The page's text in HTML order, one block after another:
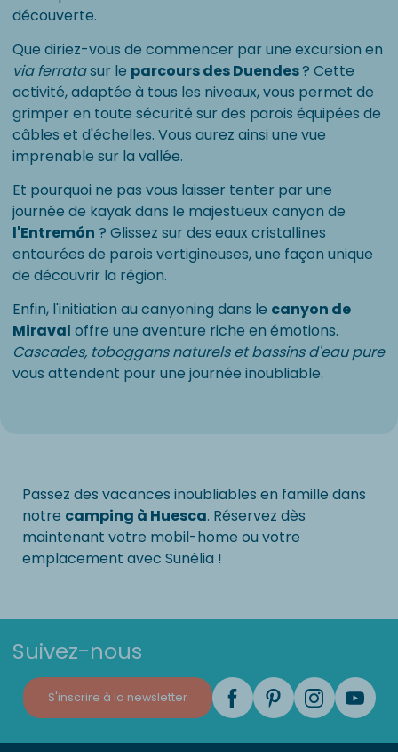
découverte.
Que diriez-vous de commencer par une excursion en
via ferratasur le parcours des Duendes? Cette
activité, adaptée à tous les niveaux, vous permet de
grimper en toute sécurité sur des parois équipées de
câbles et d'échelles. Vous aurez ainsi une vue
imprenable sur la vallée.
Et pourquoi ne pas vous laisser tenter par une
journée de kayak dans le majestueux canyon de
l'Entremón ? Glissez sur des eaux cristallines
entourées de parois vertigineuses, une façon unique
de découvrir la région.
Enfin, l'initiation au canyoning dans le canyon de
Miraval offre une aventure riche en émotions.
Cascades, toboggans naturels et bassins d'eau pure
vous attendent pour une journée inoubliable.
Passez des vacances inoubliables en famille dans
notre camping à Huesca. Réservez dès
maintenant votre mobil-home ou votre
emplacement avec Sunêlia !
Suivez-nous
S'inscrire à la newsletter